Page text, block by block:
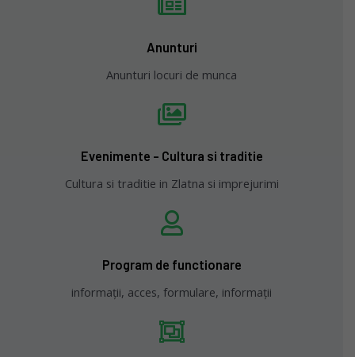
Anunturi
Anunturi locuri de munca
Evenimente - Cultura si traditie
Cultura si traditie in Zlatna si imprejurimi
Program de functionare
informații, acces, formulare, informații